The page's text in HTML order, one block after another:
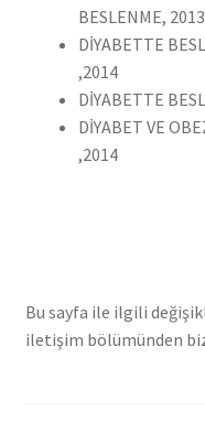
BESLENME, 2013
DİYABETTE
,2014
DİYABETTE
DİYABET VE
,2014
Bu sayfa ile ilgili
iletişim bölümünden